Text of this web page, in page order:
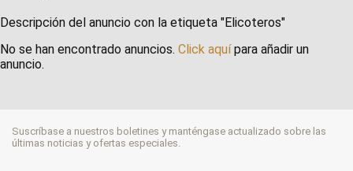
Descripción del anuncio con la etiqueta "Elicoteros"
No se han encontrado anuncios. Click aquípara añadir un
anuncio.
Suscríbase a nuestros boletines y manténgase actualizado sobre las
últimas noticias y ofertas especiales.